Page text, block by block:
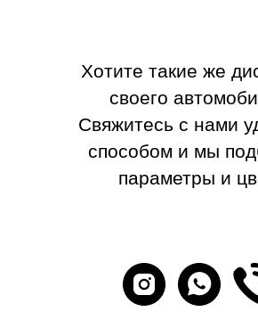
Хотите такие же
своего
Свяжитесь с нами
способом и мы
параметры и